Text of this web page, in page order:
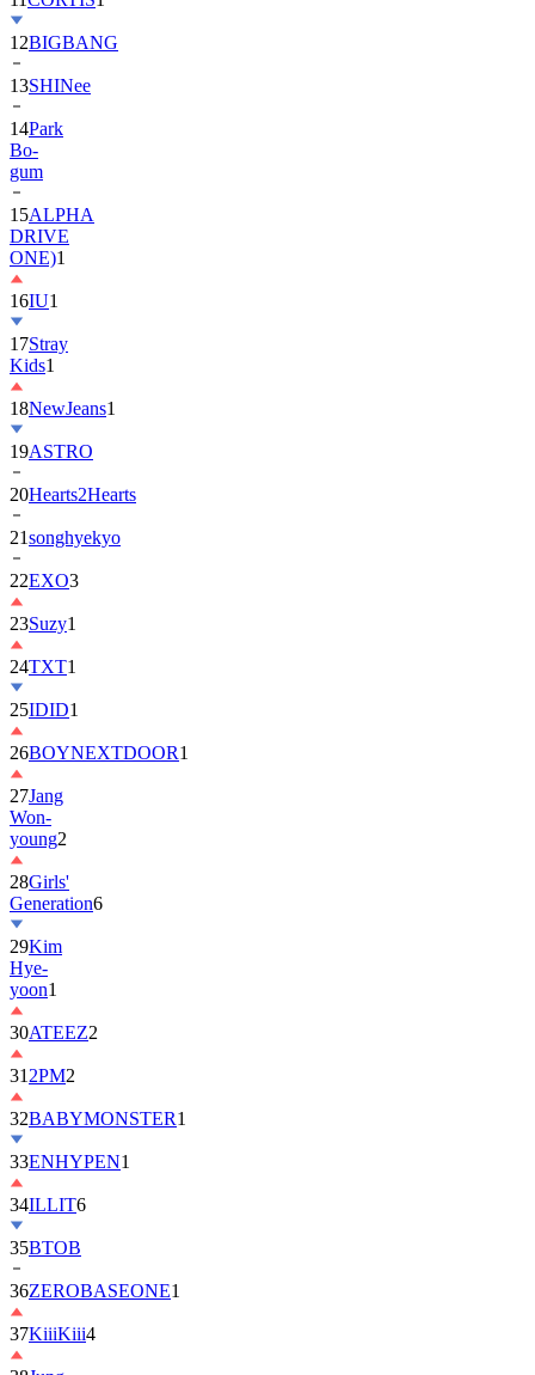
12BIGBANG
13SHINee
14Park
Bo-
gum
15ALPHA
DRIVE
ONE)1
16IU1
17Stray
Kids1
18NewJeans1
19ASTRO
20Hearts2Hearts
21songhyekyo
22EXO3
23Suzy1
24TXT1
25IDID1
26BOYNEXTDOOR1
27Jang
Won-
young2
28Girls'
Generation6
29Kim
Hye-
yoon1
30ATEEZ2
31 2PM2
32BABYMONSTER1
33ENHYPEN1
34ILLIT6
35BTOB
36ZEROBASEONE1
37KiiiKiii4